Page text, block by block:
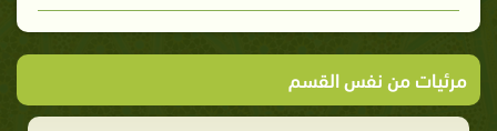
مرئيات من نفس القسم